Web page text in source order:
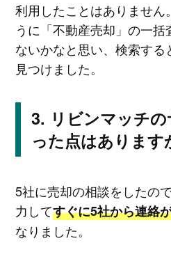
利用したことはありません
うに「不動産売却」の一
ないかなと思い、検索す
見つけました。
リビンマッチ
った点はあります
5社に売却の相談をしたの
力してすぐに5社から連絡
なりました。